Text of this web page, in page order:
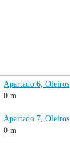
Apartado 6, Oleiros
0 m
Apartado 7, Oleiros
0 m